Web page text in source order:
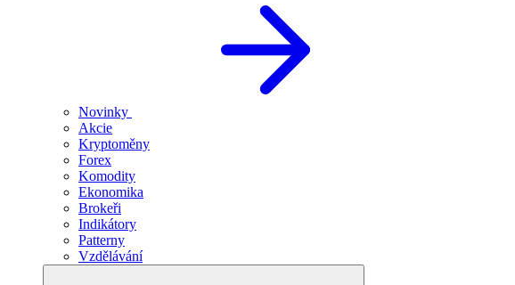
Novinky
Akcie
Kryptoměny
Forex
Komodity
Ekonomika
Brokeři
Indikátory
Patterny
Vzdělávání